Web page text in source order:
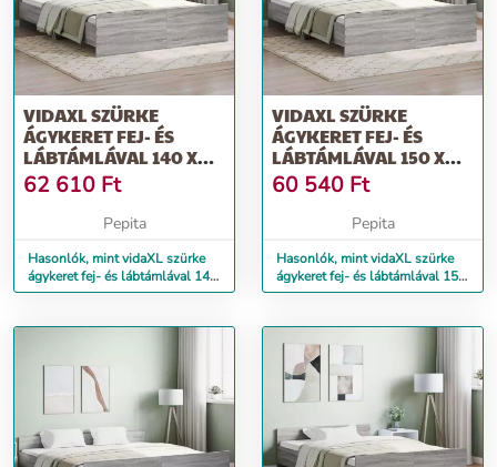
VIDAXL SZÜRKE
ÁGYKERET FEJ- ÉS
LÁBTÁMLÁVAL 140 X
200 CM
62 610 Ft
Pepita
Hasonlók, mint vidaXL szürke
ágykeret fej- és lábtámlával 140
x 200 cm
VIDAXL SZÜRKE
ÁGYKERET FEJ- ÉS
LÁBTÁMLÁVAL 150 X
200 CM
60 540 Ft
Pepita
Hasonlók, mint vidaXL szürke
ágykeret fej- és lábtámlával 150
x 200 cm